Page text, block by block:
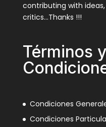
contributing with
critics…Thanks !!!
Términos y
Condiciones
Condiciones